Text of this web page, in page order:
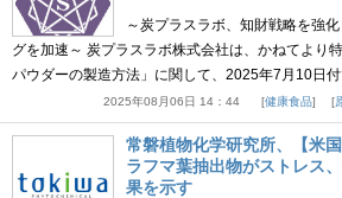
～炭プラスラボ、知財戦略を強
グを加速～ 炭プラスラボ株式会社は、かねてより
パウダーの製造方法」に関して、2025年7月10日
2025年08月06日 14：44 健康食品
常磐植物化学研究所、【米
ラフマ葉抽出物がストレス
果を示す